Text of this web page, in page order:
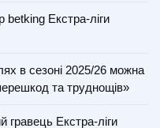
Екстра-ліги
в сезоні 2025/26 можна
та труднощів»
Екстра-ліги